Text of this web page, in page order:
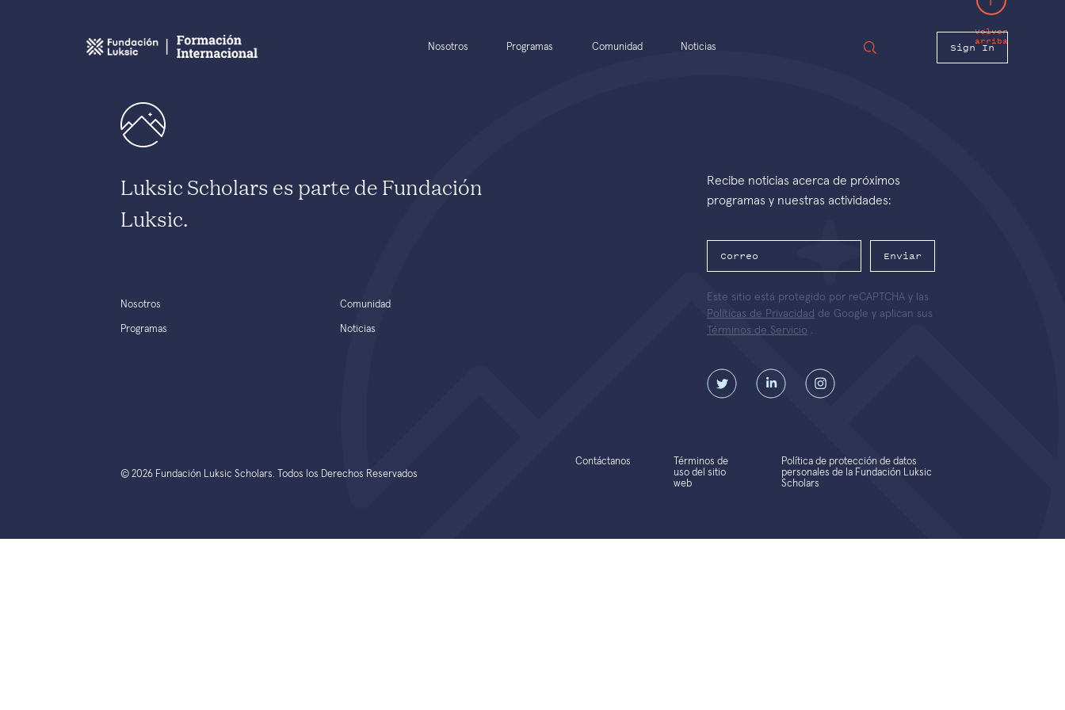
Nosotros Programas Comunidad Noticias Sign In
Volver
arriba
Luksic Scholars es parte de Fundación
Luksic.
Nosotros
Programas
Comunidad
Noticias
Recibe noticias acerca de próximos
programas y nuestras actividades:
Enviar
Este sitio está protegido por reCAPTCHA y las
Políticas de Privacidad de Google y aplican sus
Términos de Servicio .
© 2026 Fundación Luksic Scholars. Todos los Derechos Reservados
Contáctanos
Términos de
uso del sitio
web
Política de protección de datos
personales de la Fundación Luksic
Scholars